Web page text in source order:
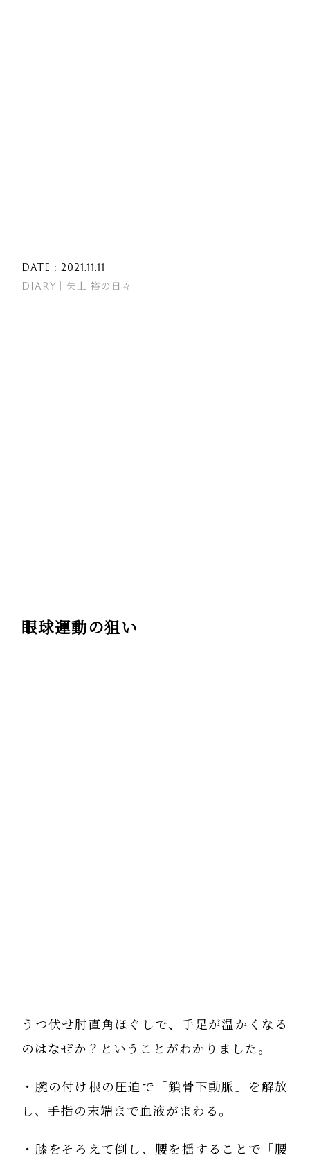
DATE : 2021.11.11
DIARY｜矢上 裕の日々
眼球運動の狙い
うつ伏せ肘直角ほぐしで、手足が温かくなる
のはなぜか？ということがわかりました。
・腕の付け根の圧迫で「鎖骨下動脈」を解放
し、手指の末端まで血液がまわる。
・膝をそろえて倒し、腰を揺することで「腰